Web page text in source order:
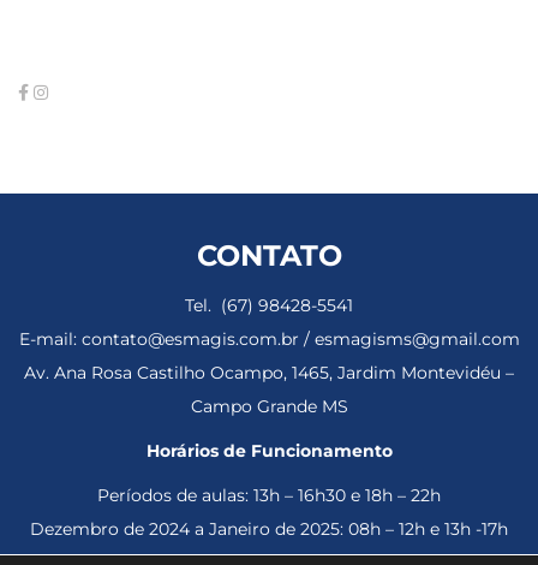
CONTATO
Tel. (67) 98428-5541
E-mail: contato@esmagis.com.br / esmagisms@gmail.com
Av. Ana Rosa Castilho Ocampo, 1465, Jardim Montevidéu –
Campo Grande MS
Horários de Funcionamento
Períodos de aulas: 13h – 16h30 e 18h – 22h
Dezembro de 2024 a Janeiro de 2025: 08h – 12h e 13h -17h